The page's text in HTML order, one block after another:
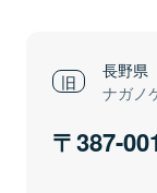
長野県
ナガノ
387-